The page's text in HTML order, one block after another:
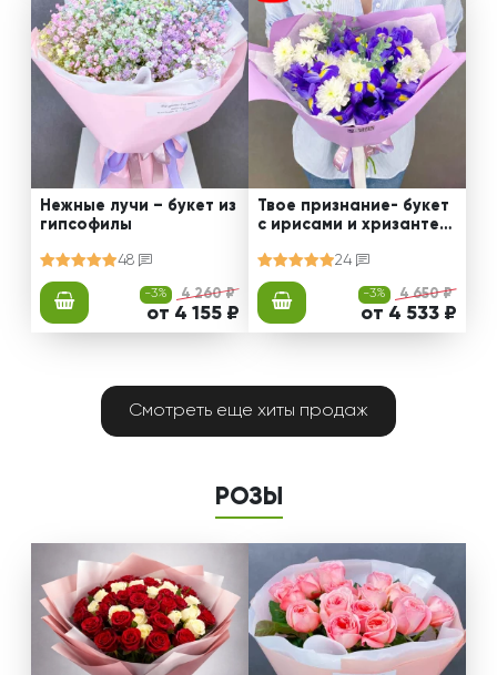
Нежные лучи – букет из
гипсофилы
48
-3% 4 260 ₽
от 4 155 ₽
Твое признание- букет
с ирисами и хризантем
24
-3% 4 650 ₽
от 4 533 ₽
Смотреть еще хиты продаж
РОЗЫ